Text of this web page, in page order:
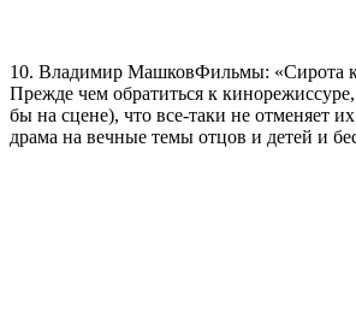
10. Владимир МашковФильмы: «Сирота
Прежде чем обратиться к
бы на сцене), что все-таки не отменяет
драма на вечные темы отцов и детей и